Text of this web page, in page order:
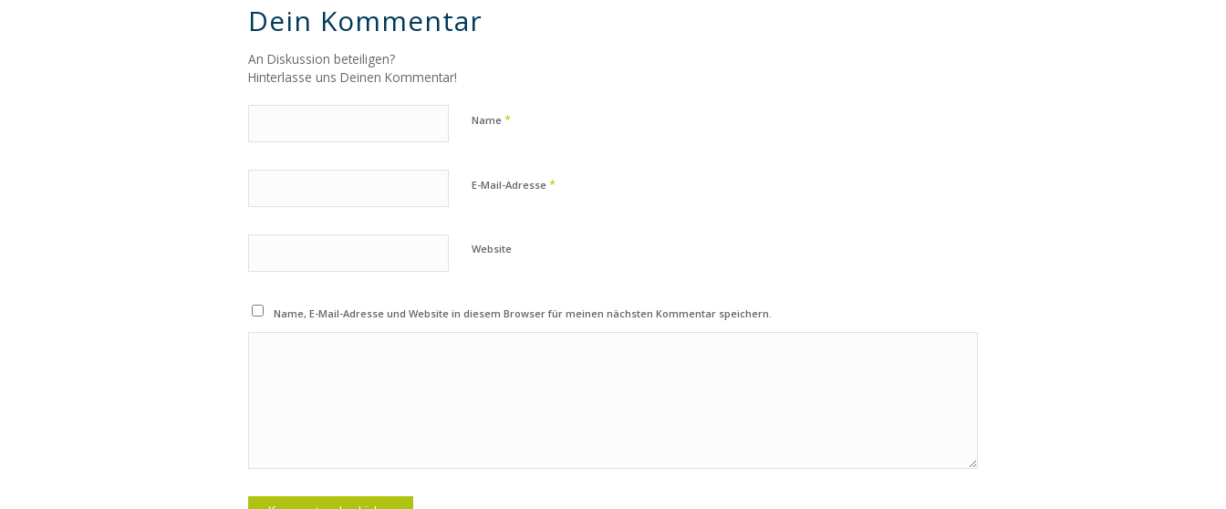
Dein Kommentar
An Diskussion beteiligen?
Hinterlasse uns Deinen Kommentar!
Name *
E-Mail-Adresse *
Website
Name, E-Mail-Adresse und Website in diesem Browser für meinen nächsten Kommentar speichern.